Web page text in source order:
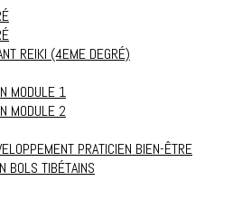
REIKI (4EME DEGRÉ)
MODULE 1
MODULE 2
PRATICIEN BIEN-ÊTRE
BOLS TIBÉTAINS